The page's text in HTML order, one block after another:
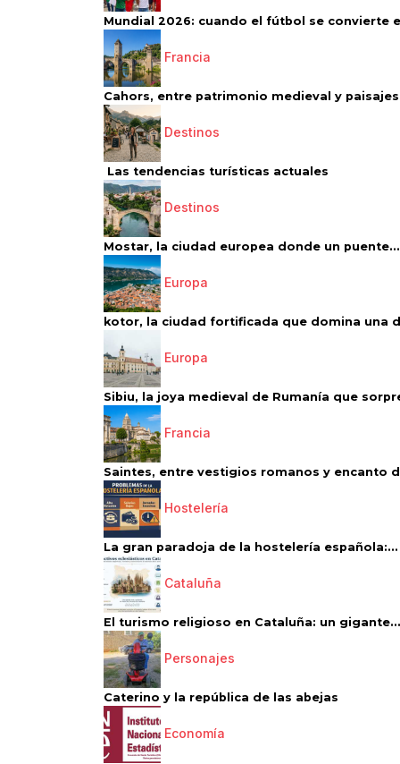
Mundial 2026: cuando el fútbol se convierte
Francia
Cahors, entre patrimonio medieval y paisajes
Destinos
Las tendencias turísticas actuales
Destinos
Mostar, la ciudad europea donde un puente...
Europa
kotor, la ciudad fortificada que domina una
Europa
Sibiu, la joya medieval de Rumanía que
Francia
Saintes, entre vestigios romanos y encanto
Hostelería
La gran paradoja de la hostelería española:...
Cataluña
El turismo religioso en Cataluña: un gigante...
Personajes
Caterino y la república de las abejas
Economía